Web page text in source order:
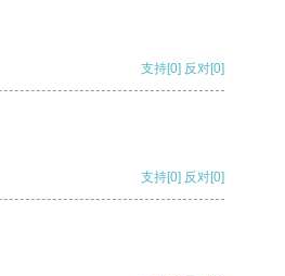
支持[0] 反对[0]
支持[0] 反对[0]